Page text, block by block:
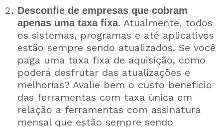
Desconfie de empresas que cobram
apenas uma taxa fixa. Atualmente, todos
os sistemas, programas e até aplicativos
estão sempre sendo atualizados. Se você
paga uma taxa fixa de aquisição, como
poderá desfrutar das atualizações e
melhorias? Avalie bem o custo benefício
das ferramentas com taxa única em
relação a ferramentas com assinatura
mensal que estão sempre sendo